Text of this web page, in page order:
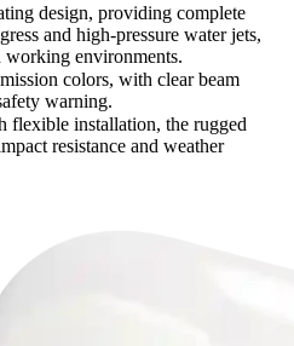
design, providing complete
and high-pressure water jets,
working environments.
colors, with clear beam
warning.
flexible installation, the rugged
resistance and weather